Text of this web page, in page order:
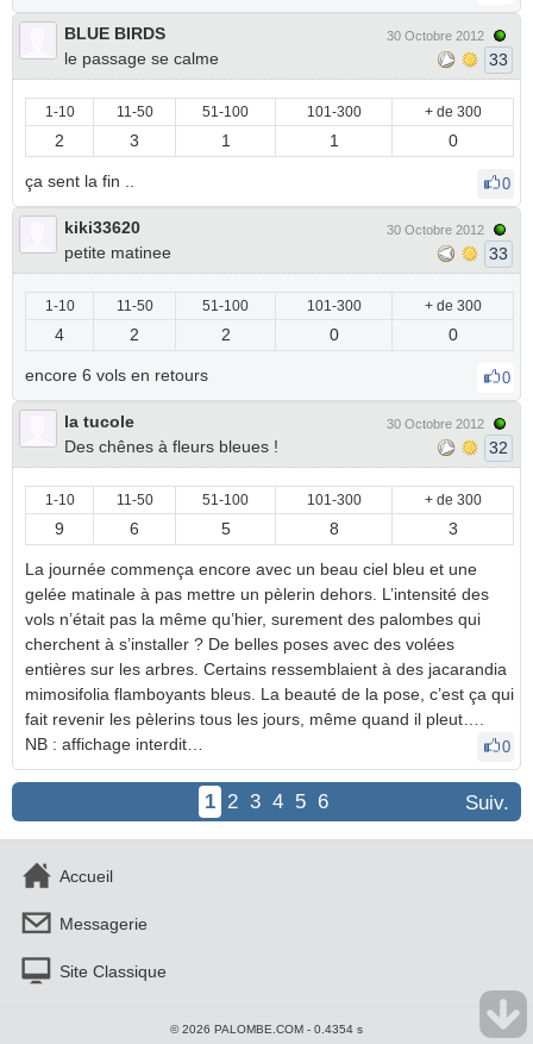
BLUE BIRDS
le passage se calme
30 Octobre 2012
33
1-10 11-50 51-100 101-300 + de 300
2 3 1 1 0
ça sent la fin .. 0
kiki33620
petite matinee
30 Octobre 2012
33
1-10 11-50 51-100 101-300 + de 300
4 2 2 0 0
encore 6 vols en retours 0
la tucole
Des chênes à fleurs bleues !
30 Octobre 2012
32
1-10 11-50 51-100 101-300 + de 300
9 6 5 8 3
La journée commença encore avec un beau ciel bleu et une
gelée matinale à pas mettre un pèlerin dehors. L’intensité des
vols n’était pas la même qu’hier, surement des palombes qui
cherchent à s’installer ? De belles poses avec des volées
entières sur les arbres. Certains ressemblaient à des jacarandia
mimosifolia flamboyants bleus. La beauté de la pose, c’est ça qui
fait revenir les pèlerins tous les jours, même quand il pleut….
NB : affichage interdit…
0
Suiv.
1 2 3 4 5 6
Accueil
Messagerie
Site Classique
© 2026 PALOMBE.COM - 0.4354 s